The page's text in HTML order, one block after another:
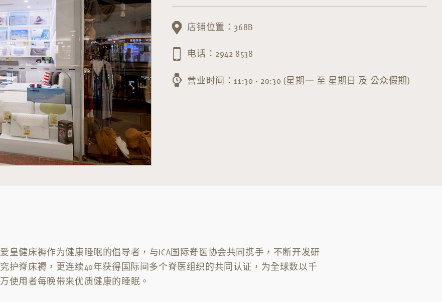
店铺位置：368B
电话：2942 8538
营业时间：11:30 - 20:30 (星期一 至 星期日 及 公众假期)
爱皇健床褥作为健康睡眠的倡导者，与ICA国际脊医协会共同携手，不断开发研
究护脊床褥，更连续40年获得国际间多个脊医组织的共同认证，为全球数以千
万使用者每晚带来优质健康的睡眠。